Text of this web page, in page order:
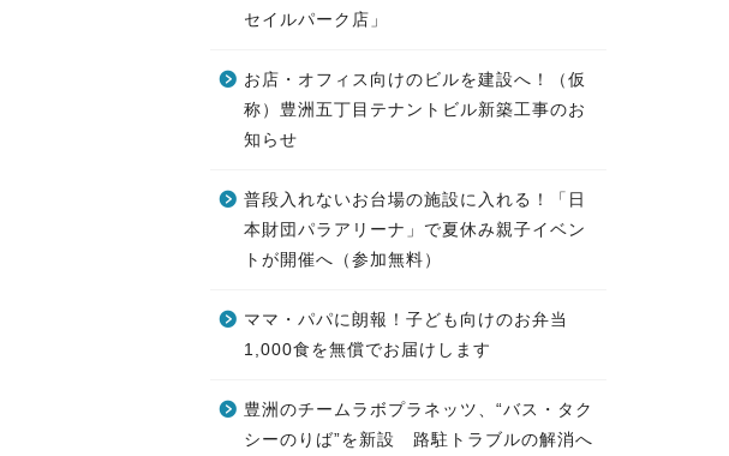
セイルパーク店」
お店・オフィス向けのビルを建設へ！（仮
称）豊洲五丁目テナントビル新築工事のお
知らせ
普段入れないお台場の施設に入れる！「日
本財団パラアリーナ」で夏休み親子イベン
トが開催へ（参加無料）
ママ・パパに朗報！子ども向けのお弁当
1,000食を無償でお届けします
豊洲のチームラボプラネッツ、“バス・タク
シーのりば”を新設 路駐トラブルの解消へ